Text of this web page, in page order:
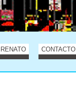
RENATO CONTACTO